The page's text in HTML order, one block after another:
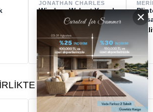
JONATHAN CHARLES
Windsor Walnut Yemek
ALINANLAR
×